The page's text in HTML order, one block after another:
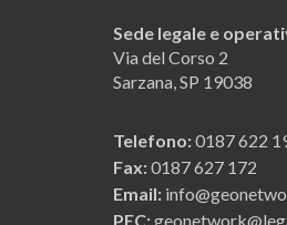
Sede legale e
Via del Corso 2
Sarzana, SP 19038
Telefono:0187 622
Fax:0187 627 172
Email:
PEC: